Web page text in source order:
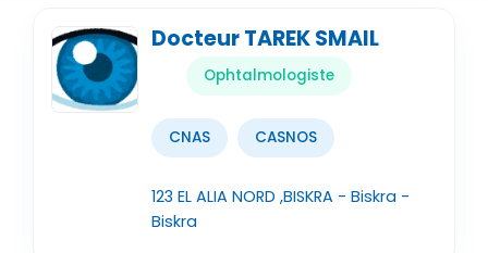
Docteur TAREK SMAIL
Ophtalmologiste
CNAS CASNOS
123 EL ALIA NORD ,BISKRA - Biskra -
Biskra